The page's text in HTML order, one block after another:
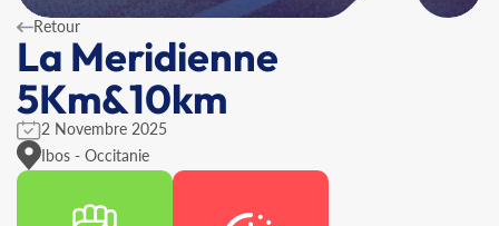
Retour
La Meridienne
5Km&10km
2 Novembre 2025
Ibos - Occitanie